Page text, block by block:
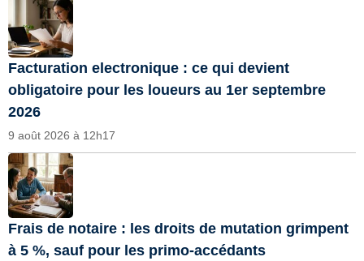
Facturation electronique : ce qui devient
obligatoire pour les loueurs au 1er septembre
2026
9 août 2026 à 12h17
Frais de notaire : les droits de mutation grimpent
à 5 %, sauf pour les primo-accédants